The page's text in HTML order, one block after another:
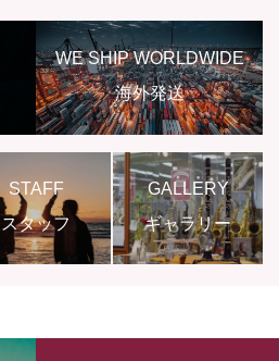
WE SHIP WORLDWIDE
海外発送
STAFF
スタッフ
GALLERY
ギャラリー